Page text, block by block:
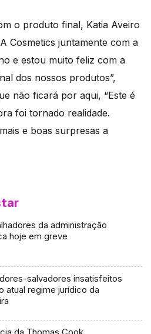
o produto final, Katia Aveiro
Cosmetics juntamente com a
e estou muito feliz com a
dos nossos produtos”,
não ficará por aqui, “Este é
foi tornado realidade.
e boas surpresas a
da administração
hoje em greve
salvadores insatisfeitos
atual regime jurídico da